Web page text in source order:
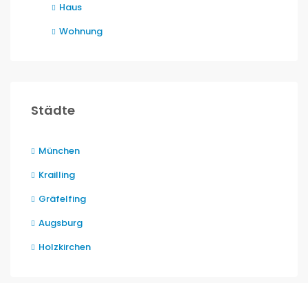
Haus
Wohnung
Städte
München
Krailling
Gräfelfing
Augsburg
Holzkirchen